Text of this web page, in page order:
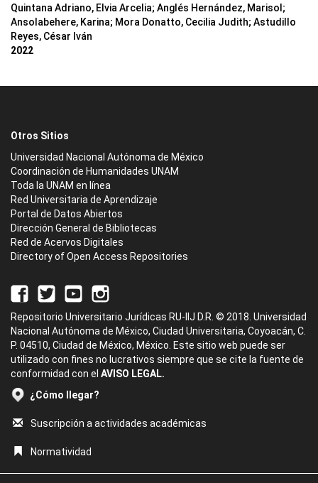
Quintana Adriano, Elvia Arcelia; Anglés Hernández, Marisol ;
Ansolabehere, Karina; Mora Donatto, Cecilia Judith; Astudillo
Reyes, César Iván
2022
Otros Sitios
Universidad Nacional Autónoma de México
Coordinación de Humanidades UNAM
Toda la UNAM en línea
Red Universitaria de Aprendizaje
Portal de Datos Abiertos
Dirección General de Bibliotecas
Red de Acervos Digitales
Directory of Open Access Repositories
Repositorio Universitario Jurídicas RU-IIJ D.R. © 2018. Universidad
Nacional Autónoma de México, Ciudad Universitaria, Coyoacán, C.
P. 04510, Ciudad de México, México. Este sitio web puede ser
utilizado con fines no lucrativos siempre que se cite la fuente de
conformidad con el AVISO LEGAL.
¿Cómo llegar?
Suscripción a actividades académicas
Normatividad